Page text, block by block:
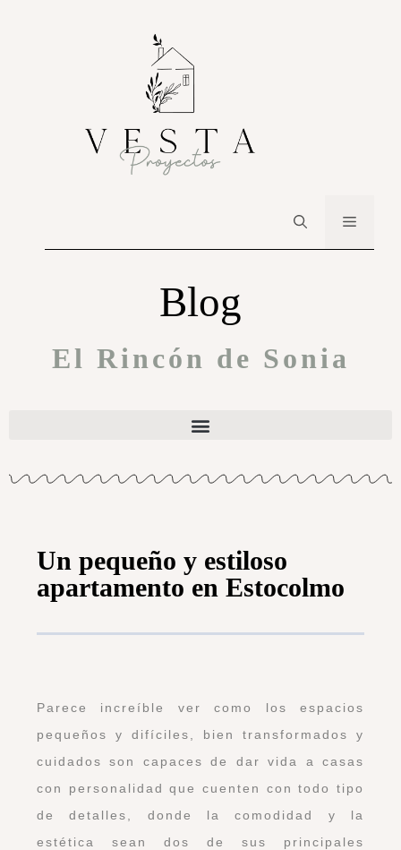
Blog
El Rincón de Sonia
Un pequeño y estiloso
apartamento en Estocolmo
Parece increíble ver como los espacios
pequeños y difíciles, bien transformados y
cuidados son capaces de dar vida a casas
con personalidad que cuenten con todo tipo
de detalles, donde la comodidad y la
estética sean dos de sus principales